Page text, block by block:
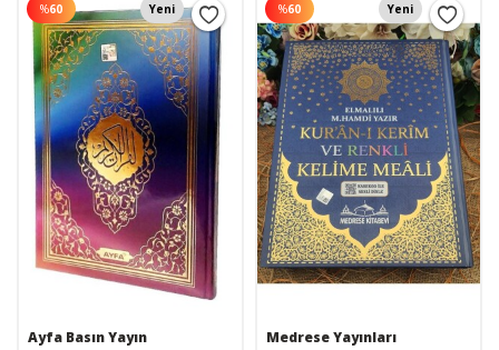
%60 Yeni
Ayfa Basın Yayın
%60 Yeni
Medrese Yayınları